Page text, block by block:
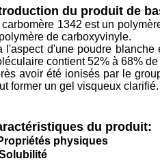
du produit de
carbomère 1342 est un
de carboxyvinyle.
l'aspect d'une poudre
contient 52% à 68%
avoir été ionisés par le
former un gel visqueux clarifié.
du produit:
physiques